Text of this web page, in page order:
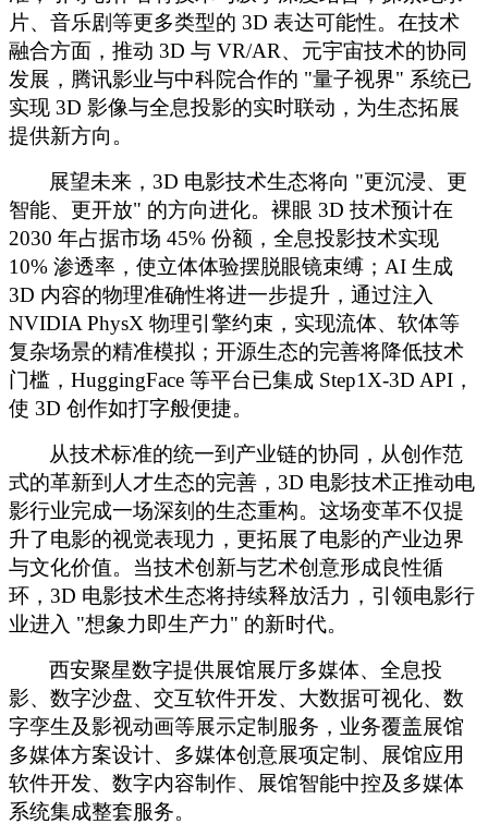
片、音乐剧等更多类型的 3D 表达可能性。在技术
融合方面，推动 3D 与 VR/AR、元宇宙技术的协同
发展，腾讯影业与中科院合作的 "量子视界" 系统已
实现 3D 影像与全息投影的实时联动，为生态拓展
提供新方向。
展望未来， 3D 电影技术生态将向 "更沉浸、更
智能、更开放" 的方向进化。裸眼 3D 技术预计在
2030 年占据市场 45% 份额，全息投影技术实现
10% 渗透率，使立体体验摆脱眼镜束缚；AI 生成
3D 内容的物理准确性将进一步提升，通过注入
NVIDIA PhysX 物理引擎约束，实现流体、软体等
复杂场景的精准模拟；开源生态的完善将降低技术
门槛，HuggingFace 等平台已集成 Step1X-3D API，
使 3D 创作如打字般便捷。
从技术标准的统一到产业链的协同，从创作范
式的革新到人才生态的完善， 3D 电影技术正推动电
影行业完成一场深刻的生态重构。这场变革不仅提
升了电影的视觉表现力，更拓展了电影的产业边界
与文化价值。当技术创新与艺术创意形成良性循
环，3D 电影技术生态将持续释放活力，引领电影行
业进入 "想象力即生产力" 的新时代。
西安聚星数字提供展馆展厅多媒体、全息投
影、数字沙盘、交互软件开发、大数据可视化、数
字孪生及影视动画等展示定制服务，业务覆盖展馆
多媒体方案设计、多媒体创意展项定制、展馆应用
软件开发、数字内容制作、展馆智能中控及多媒体
系统集成整套服务。